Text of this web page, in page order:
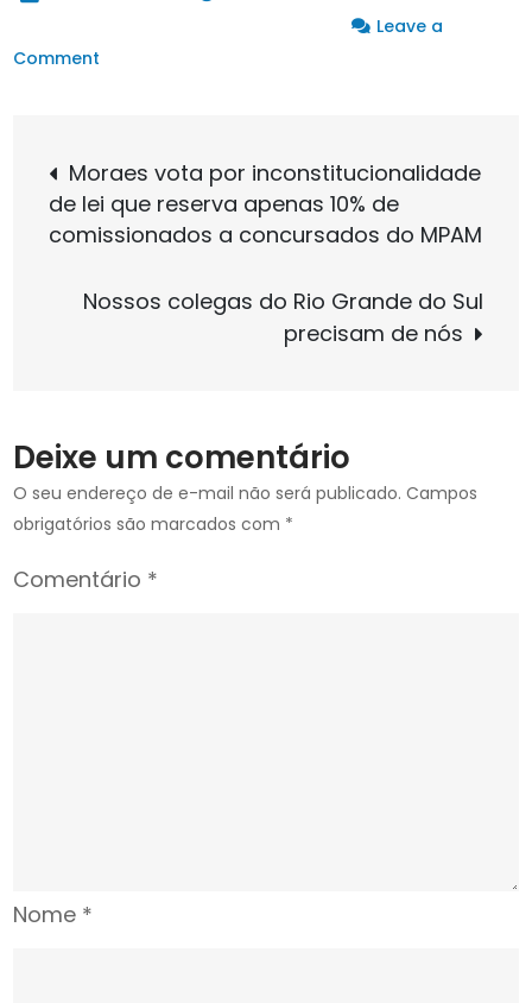
Leave a
Comment
Dino,
ação
dos
do
físico
do
STF
Navegação
de
Post
Moraes vota por inconstitucionalidade
de lei que reserva apenas 10% de
comissionados a concursados do MPAM
Nossos colegas do Rio Grande do Sul
precisam de nós
Deixe um comentário
O seu endereço de e-mail não será publicado. Campos
obrigatórios são marcados com *
Comentário *
Nome *